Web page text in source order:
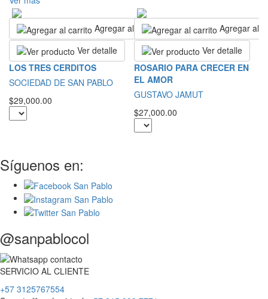
Agregar al carrito
Ver detalle
LOS TRES CERDITOS
SOCIEDAD DE SAN PABLO
$29,000.00
Agregar al
Ver detalle
ROSARIO PARA CRECER EN
EL AMOR
GUSTAVO JAMUT
$27,000.00
Síguenos en:
@sanpablocol
SERVICIO AL CLIENTE
+57 3125767554